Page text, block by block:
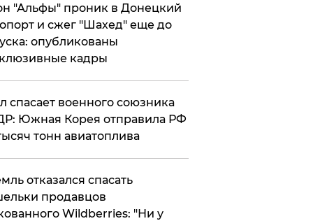
"Альфы" проник в Донецкий
и сжег "Шахед" еще до
опубликованы
кадры
спасает военного союзника
Южная Корея отправила РФ
тонн авиатоплива
отказался спасать
продавцов
Wildberries: "Ни у